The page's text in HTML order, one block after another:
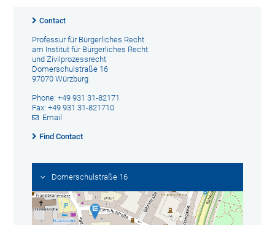
Contact
Professur für Bürgerliches Recht
am Institut für Bürgerliches Recht
und Zivilprozessrecht
Domerschulstraße 16
97070 Würzburg
Phone: +49 931 31-82171
Fax: +49 931 31-821710
Email
Find Contact
Domerschulstraße 16